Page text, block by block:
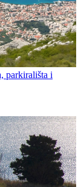
parkirališta i